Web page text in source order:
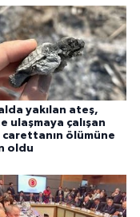
yakılan ateş,
ulaşmaya çalışan
carettanın ölümüne
oldu